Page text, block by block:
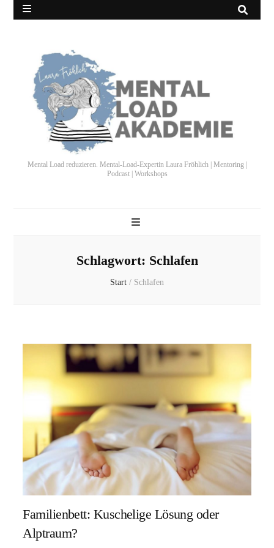
Mental Load reduzieren. Mental-Load-Expertin Laura Fröhlich | Mentoring |
Podcast | Workshops
Schlagwort: Schlafen
Start / Schlafen
Familienbett: Kuschelige Lösung oder
Alptraum?